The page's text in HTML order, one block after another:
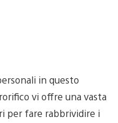
in questo
vi offre una vasta
per fare rabbrividire i